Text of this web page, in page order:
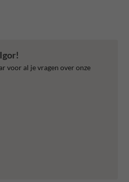
voor al je vragen over onze